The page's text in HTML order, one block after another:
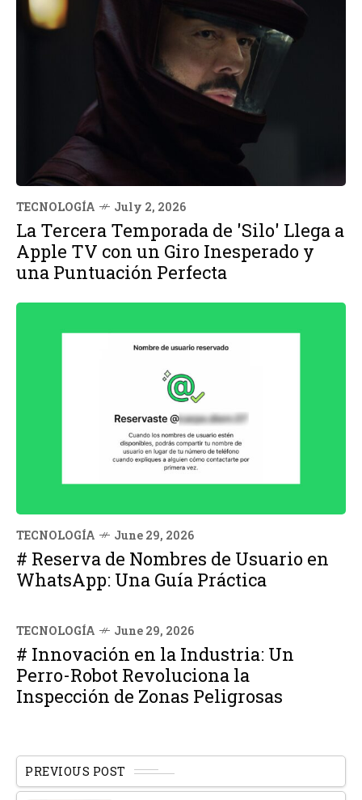
TECNOLOGÍA July 2, 2026
La Tercera Temporada de 'Silo' Llega a
Apple TV con un Giro Inesperado y
una Puntuación Perfecta
TECNOLOGÍA June 29, 2026
# Reserva de Nombres de Usuario en
WhatsApp: Una Guía Práctica
TECNOLOGÍA June 29, 2026
# Innovación en la Industria: Un
Perro-Robot Revoluciona la
Inspección de Zonas Peligrosas
PREVIOUS POST